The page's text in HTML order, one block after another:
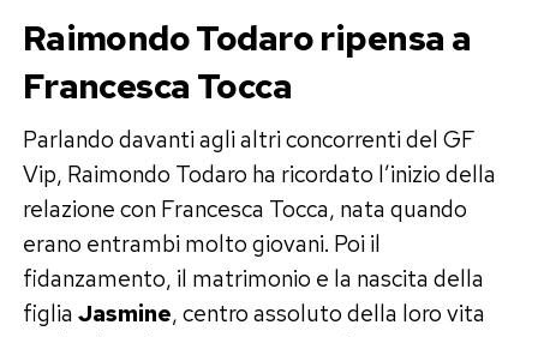
Raimondo Todaro ripensa a
Francesca Tocca
Parlando davanti agli altri concorrenti del GF
Vip, Raimondo Todaro ha ricordato l’inizio della
relazione con Francesca Tocca, nata quando
erano entrambi molto giovani. Poi il
fidanzamento, il matrimonio e la nascita della
figliaJasmine, centro assoluto della loro vita